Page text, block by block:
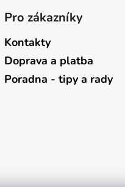
Pro zákazníky
Kontakty
Doprava a platba
Poradna - tipy a rady